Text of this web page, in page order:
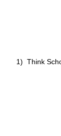
1)  Think